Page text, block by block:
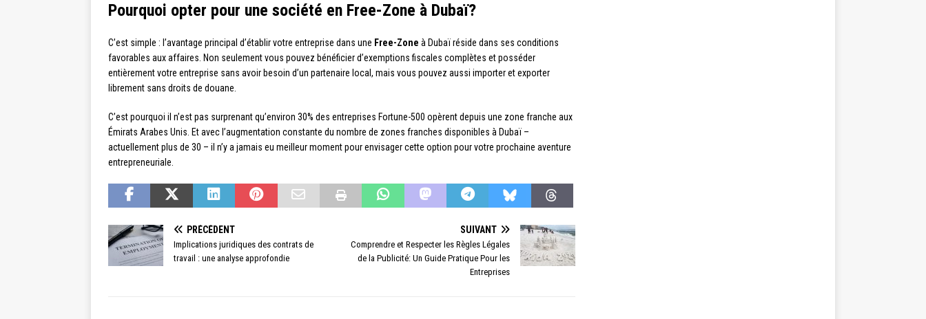
Pourquoi opter pour une société en Free-Zone à Dubaï?
C’est simple : l’avantage principal d’établir votre entreprise dans une Free-Zone à Dubaï réside dans ses conditions
favorables aux affaires. Non seulement vous pouvez bénéficier d’exemptions fiscales complètes et posséder
entièrement votre entreprise sans avoir besoin d’un partenaire local, mais vous pouvez aussi importer et exporter
librement sans droits de douane.
C’est pourquoi il n’est pas surprenant qu’environ 30% des entreprises Fortune-500 opèrent depuis une zone franche aux
Émirats Arabes Unis. Et avec l’augmentation constante du nombre de zones franches disponibles à Dubaï –
actuellement plus de 30 – il n’y a jamais eu meilleur moment pour envisager cette option pour votre prochaine aventure
entrepreneuriale.
PRÉCÉDENT
Implications juridiques des contrats de
travail : une analyse approfondie
SUIVANT
Comprendre et Respecter les Règles Légales
de la Publicité: Un Guide Pratique Pour les
Entreprises